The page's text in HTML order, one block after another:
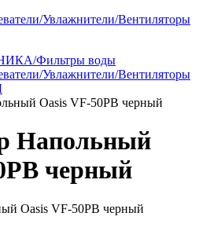
Увлажнители/Вентиляторы
Фильтры воды
Увлажнители/Вентиляторы
Oasis VF-50PB черный
Напольный
черный